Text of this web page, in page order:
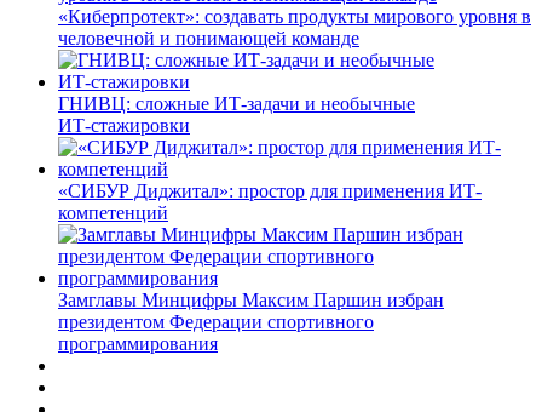
«Киберпротект»: создавать продукты мирового уровня в
человечной и понимающей команде
ГНИВЦ: сложные ИТ‑задачи и необычные
ИТ‑стажировки
«СИБУР Диджитал»: простор для применения ИТ-
компетенций
Замглавы Минцифры Максим Паршин избран
президентом Федерации спортивного
программирования